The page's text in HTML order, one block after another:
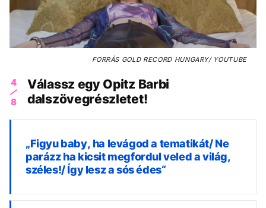
FORRÁS GOLD RECORD HUNGARY/ YOUTUBE
4
8
Válassz egy Opitz Barbi
dalszövegrészletet!
„Figyu baby, ha levágod a tematikát/ Ne
parázz ha kicsit megfordul veled a világ,
széles!/ Így lesz a sós édes“